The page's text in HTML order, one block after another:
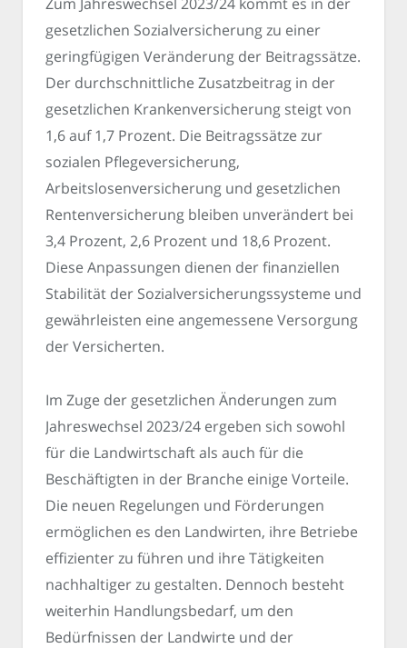
gesetzlichen Sozialversicherung zu einer
geringfügigen Veränderung der Beitragssätze.
Der durchschnittliche Zusatzbeitrag in der
gesetzlichen Krankenversicherung steigt von
1,6 auf 1,7 Prozent. Die Beitragssätze zur
sozialen Pflegeversicherung,
Arbeitslosenversicherung und gesetzlichen
Rentenversicherung bleiben unverändert bei
3,4 Prozent, 2,6 Prozent und 18,6 Prozent.
Diese Anpassungen dienen der finanziellen
Stabilität der Sozialversicherungssysteme und
gewährleisten eine angemessene Versorgung
der Versicherten.
Im Zuge der gesetzlichen Änderungen zum
Jahreswechsel 2023/24 ergeben sich sowohl
für die Landwirtschaft als auch für die
Beschäftigten in der Branche einige Vorteile.
Die neuen Regelungen und Förderungen
ermöglichen es den Landwirten, ihre Betriebe
effizienter zu führen und ihre Tätigkeiten
nachhaltiger zu gestalten. Dennoch besteht
weiterhin Handlungsbedarf, um den
Bedürfnissen der Landwirte und der